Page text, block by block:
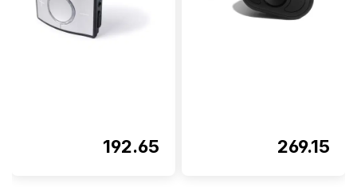
192.65 269.15